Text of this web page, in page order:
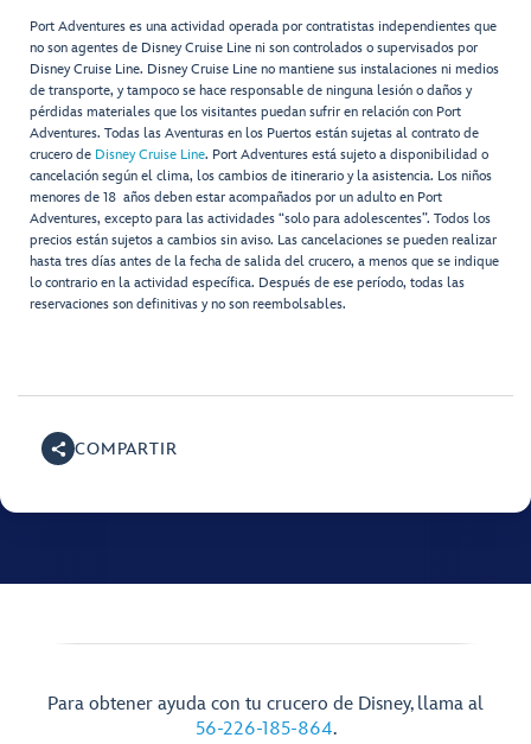
Port Adventures es una actividad operada por contratistas independientes que
no son agentes de Disney Cruise Line ni son controlados o supervisados por
Disney Cruise Line. Disney Cruise Line no mantiene sus instalaciones ni medios
de transporte, y tampoco se hace responsable de ninguna lesión o daños y
pérdidas materiales que los visitantes puedan sufrir en relación con Port
Adventures. Todas las Aventuras en los Puertos están sujetas al contrato de
crucero de Disney Cruise Line. Port Adventures está sujeto a disponibilidad o
cancelación según el clima, los cambios de itinerario y la asistencia. Los niños
menores de 18 años deben estar acompañados por un adulto en Port
Adventures, excepto para las actividades “solo para adolescentes”. Todos los
precios están sujetos a cambios sin aviso. Las cancelaciones se pueden realizar
hasta tres días antes de la fecha de salida del crucero, a menos que se indique
lo contrario en la actividad específica. Después de ese período, todas las
reservaciones son definitivas y no son reembolsables.
COMPARTIR
Para obtener ayuda con tu crucero de Disney, llama al
56-226-185-864.